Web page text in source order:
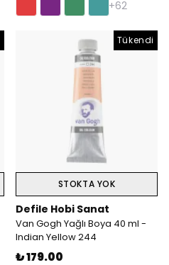
+62
Tükendi
STOKTA YOK
Defile Hobi Sanat
Van Gogh Yağlı Boya 40 ml -
Indian Yellow 244
₺ 179.00